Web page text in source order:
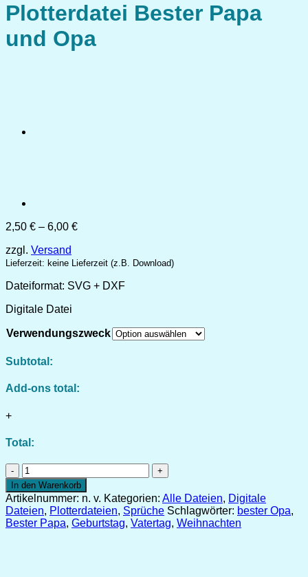
Plotterdatei Bester Papa
und Opa
2,50 € – 6,00 €Preisspanne:
6,00 €
zzgl. Versand
Lieferzeit: keine Lieferzeit (z.B. Download)
Dateiformat: SVG + DXF
Digitale Datei
Verwendungszweck
Subtotal:
Add-ons total:
+
Total:
Plotterdatei
Bester
Papa
und
Opa
[Digital]
In den Warenkorb
Artikelnummer: n. v. Kategorien: Alle Dateien, Digitale
Dateien, Plotterdateien, Sprüche Schlagwörter: bester Opa,
Bester Papa, Geburtstag, Vatertag, Weihnachten